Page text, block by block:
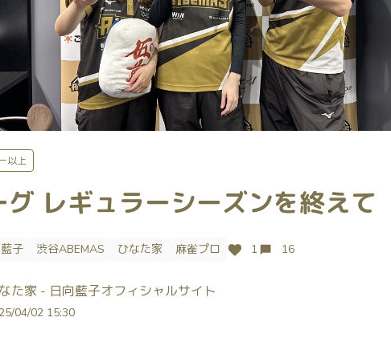
以上
グ レギュラーシーズンを終えて
子 渋谷ABEMAS ひなた家 麻雀プロ 1 16
た家 - 日向藍子オフィシャルサイト
04/02 15:30